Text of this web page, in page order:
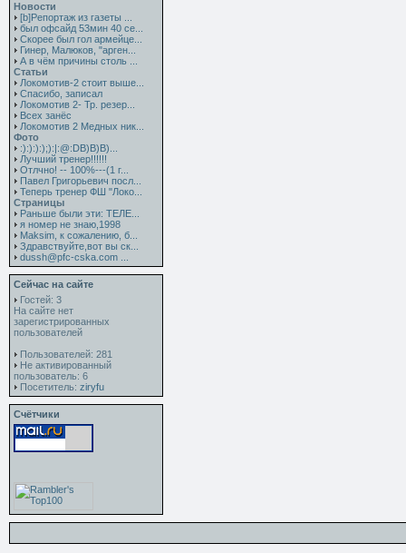
Новости
[b]Репортаж из газеты ...
был офсайд 53мин 40 се...
Скорее был гол армейце...
Гинер, Малюков, "арген...
А в чём причины столь ...
Статьи
Локомотив-2 стоит выше...
Спасибо, записал
Локомотив 2- Тр. резер...
Всех занёс
Локомотив 2 Медных ник...
Фото
:):):):);):|:@:DB)B)B)...
Лучший тренер!!!!!!
Отлчно! -- 100%---(1 г...
Павел Григорьевич посл...
Теперь тренер ФШ "Локо...
Страницы
Раньше были эти: ТЕЛЕ...
я номер не знаю,1998
Maksim, к сожалению, б...
Здравствуйте,вот вы ск...
dussh@pfc-cska.com ...
Сейчас на сайте
Гостей: 3
На сайте нет
зарегистрированных
пользователей
Пользователей: 281
Не активированный
пользователь: 6
Посетитель: ziryfu
Счётчики